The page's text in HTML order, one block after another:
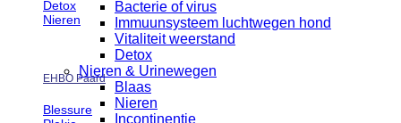
Detox
Nieren
EHBO Paard
Blessure
Bacterie of virus
Immuunsysteem luchtwegen hond
Vitaliteit weerstand
Detox
Nieren & Urinewegen
Blaas
Nieren
Incontinentie